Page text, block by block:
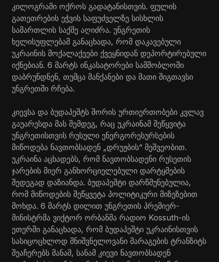
კილოგრამი ოქროს გადატანისთვის. ფულის
გათეთრების ეჭვის საფუძველზე სისხლის
სამართლის საქმე აღიძრა. უნგრეთის
ხელისუფლებამ განაცხადა, რომ დაკავებული
უკრაინის მოქალაქეები ქვეყნიდან დეპორტირებული
იქნებიან. 6 მარტს ინკასატორები სამშობლოში
დაბრუნდნენ, თუმცა მანქანები და მათი შიგთავსი
უნგრეთში რჩება.
კიევსა და ბუდაპეშტს შორის ურთიერთობები კვლავ
გაუარესდა მას შემდეგ, რაც უკრაინამ შეწყვიტა
უნგრეთისთვის რუსული ენერგორესურსების
მიწოდება ნავთობსადენ „დრუჟბის“ მეშვეობით.
უკრაინა აცხადებს, რომ ნავთობსადენი რუსეთის
ჯარების მიერ განხორციელებული დარტყმების
შედეგად დაზიანდა. ბუდაპეშტი დარწმუნებულია,
რომ მიწოდების შეწყვეტა პოლიტიკური მიზეზებით
მოხდა. 6 მარტს დილით უნგრეთის პრემიერ-
მინისტრმა ვიქტორ ორბანმა რადიო Kossuth-ის
ეთერში განაცხადა, რომ ბუდაპეშტი უკრაინისთვის
სასიცოცხლოდ მნიშვნელოვანი მარაგების ტრანზიტს
შეაჩერებს მანამ, სანამ კიევი ნავთობსადენ